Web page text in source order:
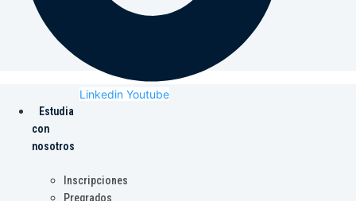
Linkedin Youtube
Estudia
con
nosotros
Inscripciones
Pregrados